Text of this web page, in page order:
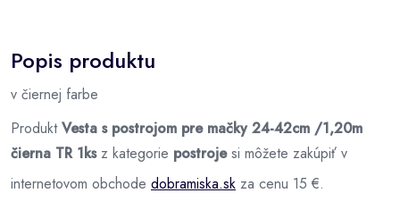
Popis produktu
v čiernej farbe
ProduktVesta s postrojom pre mačky 24-42cm /1,20m
čierna TR 1ksz kategorie postrojesi môžete zakúpiť v
internetovom obchode dobramiska.sk za cenu 15 €.